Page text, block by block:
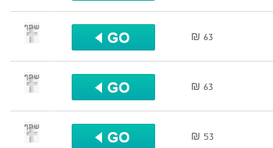
63 ₪
שתף
63 ₪
שתף
53 ₪
שתף